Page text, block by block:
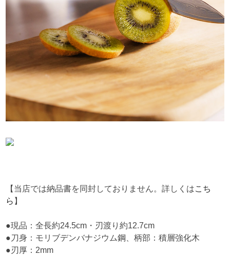
【当店では納品書を同封しておりません。詳しくはこち
ら 】
●現品：全長約24.5cm・刃渡り約12.7cm
●刀身：モリブデンバナジウム鋼、柄部：積層強化木
●刃厚：2mm